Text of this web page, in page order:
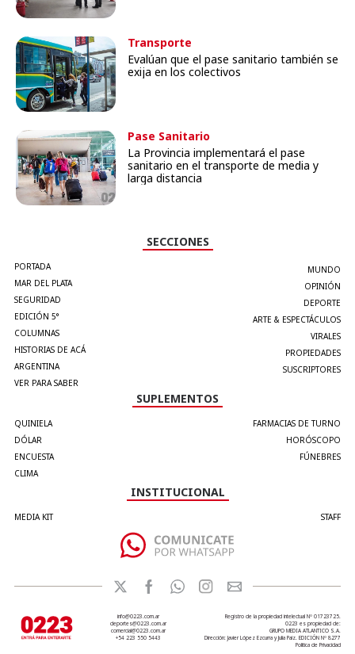
Transporte
Evalúan que el pase sanitario también se
exija en los colectivos
Pase Sanitario
La Provincia implementará el pase
sanitario en el transporte de media y
larga distancia
SECCIONES
PORTADA
MAR DEL PLATA
SEGURIDAD
EDICIÓN 5°
COLUMNAS
HISTORIAS DE ACÁ
ARGENTINA
VER PARA SABER
MUNDO
OPINIÓN
DEPORTE
ARTE & ESPECTÁCULOS
VIRALES
PROPIEDADES
SUSCRIPTORES
SUPLEMENTOS
QUINIELA
DÓLAR
ENCUESTA
CLIMA
FARMACIAS DE TURNO
HORÓSCOPO
FÚNEBRES
INSTITUCIONAL
MEDIA KIT STAFF
info@0223.com.ar
deportes@0223.com.ar
comercial@0223.com.ar
+54 223 550 5443
Registro de la propiedad intelectual Nº 01723725.
0223 es propiedad de:
GRUPO MEDIA ATLANTICO S.A.
Dirección: Javier López Ezcurra y Julia Paiz. EDICIÓN Nº 8277
Política de Privacidad